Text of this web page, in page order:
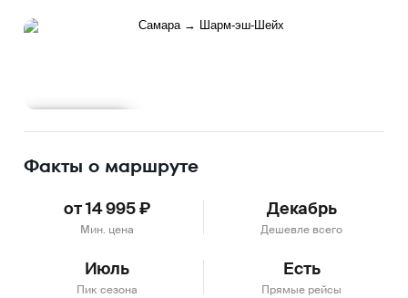
Факты о маршруте
от 14 995 ₽
Мин. цена
Декабрь
Дешевле всего
Июль
Пик сезона
Есть
Прямые рейсы